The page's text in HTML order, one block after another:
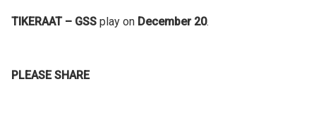
TIKERAAT – GSS play on December 20.
PLEASE SHARE